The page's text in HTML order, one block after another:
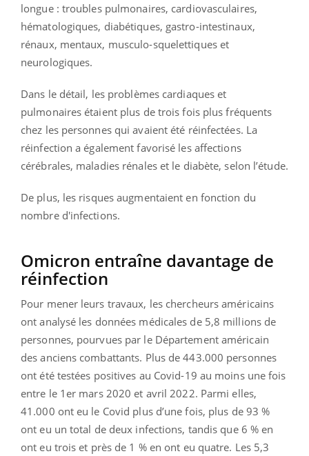
longue : troubles pulmonaires, cardiovasculaires,
hématologiques, diabétiques, gastro-intestinaux,
rénaux, mentaux, musculo-squelettiques et
neurologiques.
Dans le détail, les problèmes cardiaques et
pulmonaires étaient plus de trois fois plus fréquents
chez les personnes qui avaient été réinfectées. La
réinfection a également favorisé les affections
cérébrales, maladies rénales et le diabète, selon l’étude.
De plus, les risques augmentaient en fonction du
nombre d'infections.
Omicron entraîne davantage de
réinfection
Pour mener leurs travaux, les chercheurs américains
ont analysé les données médicales de 5,8 millions de
personnes, pourvues par le Département américain
des anciens combattants. Plus de 443.000 personnes
ont été testées positives au Covid-19 au moins une fois
entre le 1er mars 2020 et avril 2022. Parmi elles,
41.000 ont eu le Covid plus d’une fois, plus de 93 %
ont eu un total de deux infections, tandis que 6 % en
ont eu trois et près de 1 % en ont eu quatre. Les 5,3